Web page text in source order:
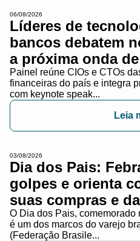
06/08/2026
Líderes de
bancos debatem
a próxima onda
Painel reúne CIOs e CTOs
financeiras do país e integra
com keynote speak...
Leia
03/08/2026
Dia dos Pais:
golpes e orienta
suas compras e
O Dia dos Pais, comemorado
é um dos marcos do varejo
(Federação Brasile...